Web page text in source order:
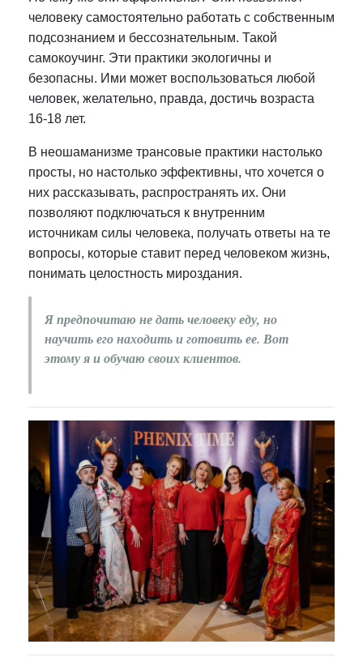
человеку самостоятельно работать с собственным
подсознанием и бессознательным. Такой
самокоучинг. Эти практики экологичны и
безопасны. Ими может воспользоваться любой
человек, желательно, правда, достичь возраста
16-18 лет.
В неошаманизме трансовые практики настолько
просты, но настолько эффективны, что хочется о
них рассказывать, распространять их. Они
позволяют подключаться к внутренним
источникам силы человека, получать ответы на те
вопросы, которые ставит перед человеком жизнь,
понимать целостность мироздания.
Я предпочитаю не дать человеку еду, но
научить его находить и готовить ее. Вот
этому я и обучаю своих клиентов.